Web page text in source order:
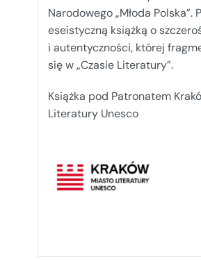
Narodowego „Młoda Polska”.
eseistyczną książką o
i autentyczności, której
się w „Czasie Literatury”.
Książka pod Patronatem
Literatury Unesco